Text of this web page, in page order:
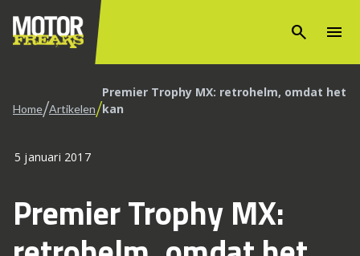
search menu
Home/Artikelen/Premier Trophy MX: retrohelm, omdat het
kan
5 januari 2017
Premier Trophy MX: